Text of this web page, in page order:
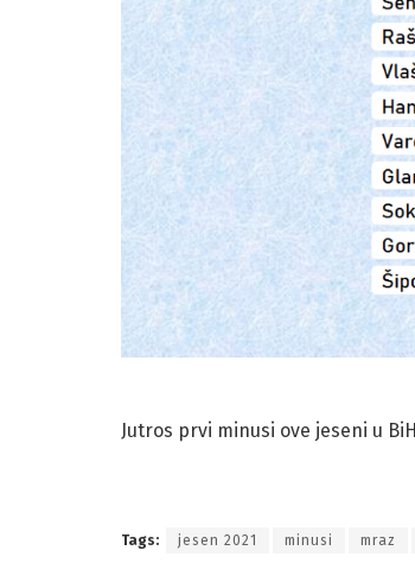
Jutros prvi minusi ove jeseni u BiH
Tags: jesen 2021 minusi mraz